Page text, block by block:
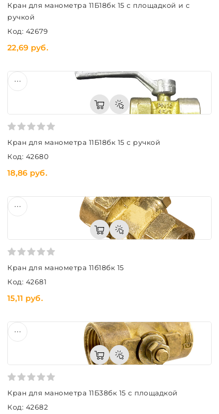
Кран для манометра 11Б18бк 15 с площадкой и с
ручкой
Код: 42679
22,69 руб.
Кран для манометра 11Б18бк 15 с ручкой
Код: 42680
18,86 руб.
Кран для манометра 11б18бк 15
Код: 42681
15,11 руб.
Кран для манометра 11Б38бк 15 с площадкой
Код: 42682